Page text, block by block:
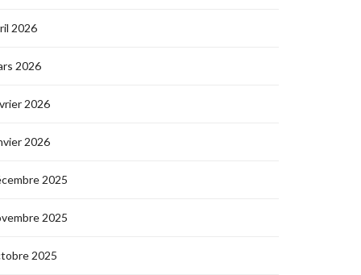
2026
2026
2026
2026
2025
2025
2025